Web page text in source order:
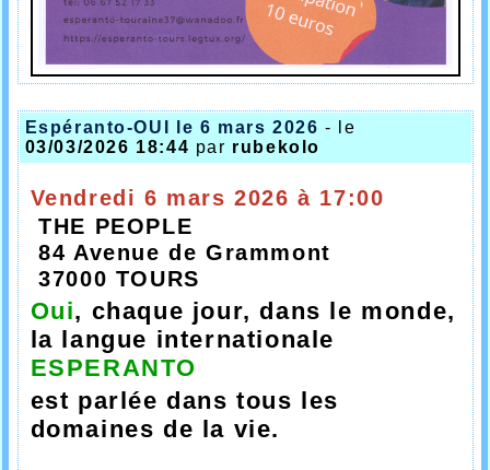
Espéranto-OUI le 6 mars 2026 - le
03/03/2026 18:44 par rubekolo
Vendredi 6 mars 2026 à 17:00
THE PEOPLE
84 Avenue de Grammont
37000 TOURS
Oui, chaque jour, dans le monde,
la langue internationale
ESPERANTO
est parlée dans tous les
domaines de la vie.